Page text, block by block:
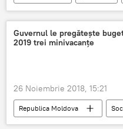
Podcasturi
Republica
Moldova
indemnizație
salariu
concediu
Guvernul le pregătește
2019 trei minivacanțe
26 Noiembrie 2018, 15:21
Republica Moldova